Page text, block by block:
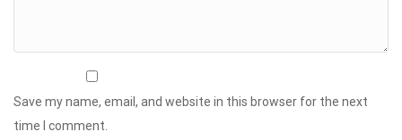
Save my name, email, and website in this browser for the next
time I comment.